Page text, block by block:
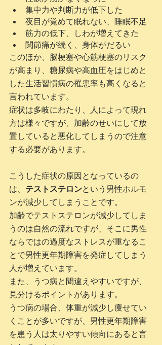
集中力や判断力が低下した
夜目が覚めて眠れない、睡眠不足
筋力の低下、しわが増えてきた
関節痛が続く、身体がだるい
このほか、脳梗塞や心筋梗塞のリスク
が高まり、糖尿病や高血圧をはじめと
した生活習慣病の罹患率も高くなると
言われています。
症状は多岐にわたり、人によって現れ
方は様々ですが、加齢のせいにして放
置していると悪化してしまうので注意
する必要があります。
こうした症状の原因となっているの
は、 テストステロンという男性ホルモ
ンが減少してしまうことです。
加齢でテストステロンが減少してしま
うのは自然の流れですが、そこに男性
ならではの過度なストレスが重なるこ
とで男性更年期障害を発症してしまう
人が増えています。
また、うつ病と間違えやすいですが、
見分けるポイントがあります。
うつ病の場合、体重が減少し痩せてい
くことが多いですが、男性更年期障害
を患う人は太りやすい傾向にあると言